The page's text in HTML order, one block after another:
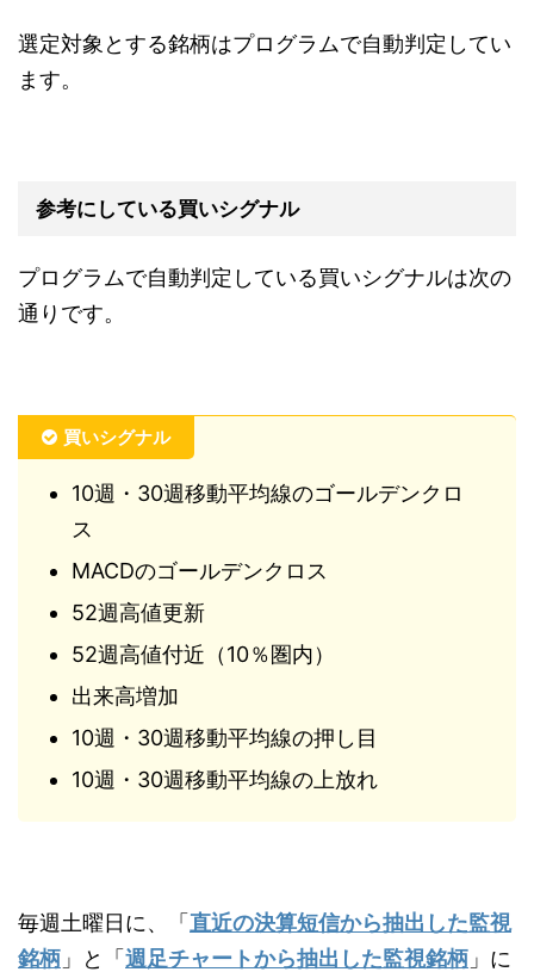
選定対象とする銘柄はプログラムで自動判定してい
ます。
参考にしている買いシグナル
プログラムで自動判定している買いシグナルは次の
通りです。
買いシグナル
10週・30週移動平均線のゴールデンクロ
ス
MACDのゴールデンクロス
52週高値更新
52週高値付近（10％圏内）
出来高増加
10週・30週移動平均線の押し目
10週・30週移動平均線の上放れ
毎週土曜日に、「直近の決算短信から抽出した監視
銘柄 」と「週足チャートから抽出した監視銘柄 」に